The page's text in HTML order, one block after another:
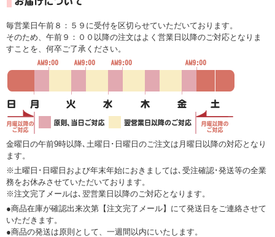
毎営業日午前８：５９に受付を区切らせていただいております。
そのため、午前９：００以降の注文はよく営業日以降のご対応となりま
すことを、何卒ご了承ください。
金曜日の午前9時以降､土曜日･日曜日のご注文は月曜日以降の対応となり
ます。
※土曜日･日曜日および年末年始におきましては､受注確認･発送等の全業
務をお休みさせていただいております。
※注文完了メールは､翌営業日以降のご対応となります。
●商品在庫が確認出来次第【注文完了メール】にて発送日をご連絡させて
いただきます。
●商品の発送は原則として、一週間以内にいたします。